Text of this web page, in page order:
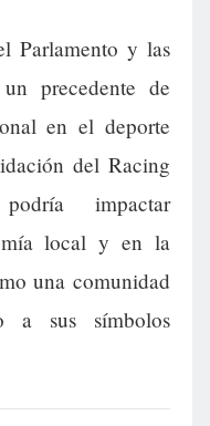
Parlamento y las
precedente de
en el deporte
del Racing
impactar
local y en la
una comunidad
sus símbolos